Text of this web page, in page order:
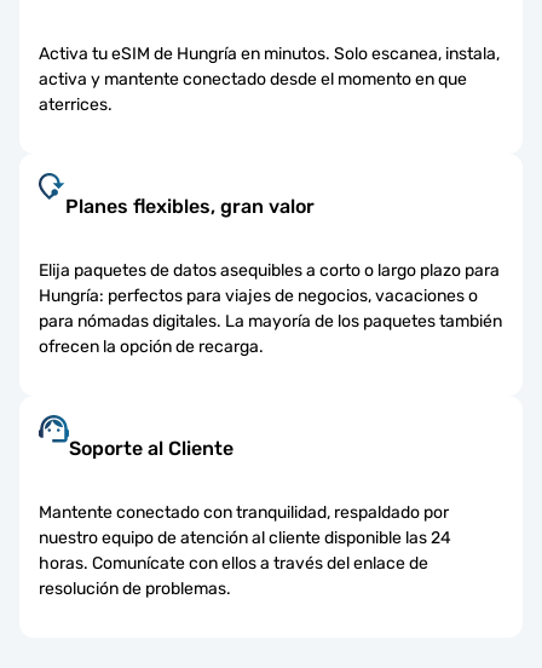
Activa tu eSIM de Hungría en minutos. Solo escanea, instala,
activa y mantente conectado desde el momento en que
aterrices.
Planes flexibles, gran valor
Elija paquetes de datos asequibles a corto o largo plazo para
Hungría: perfectos para viajes de negocios, vacaciones o
para nómadas digitales. La mayoría de los paquetes también
ofrecen la opción de recarga.
Soporte al Cliente
Mantente conectado con tranquilidad, respaldado por
nuestro equipo de atención al cliente disponible las 24
horas. Comunícate con ellos a través del enlace de
resolución de problemas.